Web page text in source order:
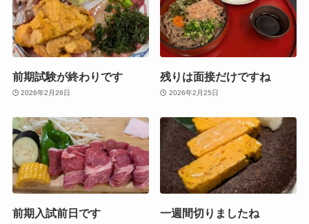
前期試験が終わりです
2026年2月26日
残りは面接だけですね
2026年2月25日
前期入試前日です 一週間切りましたね